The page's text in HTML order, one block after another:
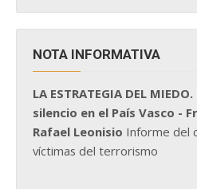
NOTA INFORMATIVA
LA ESTRATEGIA DEL
silencio en el País Vasco -
Rafael Leonisio Informe del
víctimas del terrorismo